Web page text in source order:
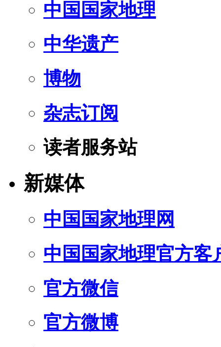
中国国家地理
中华遗产
博物
杂志订阅
读者服务站
新媒体
中国国家地理网
中国国家地理官方客
官方微信
官方微博